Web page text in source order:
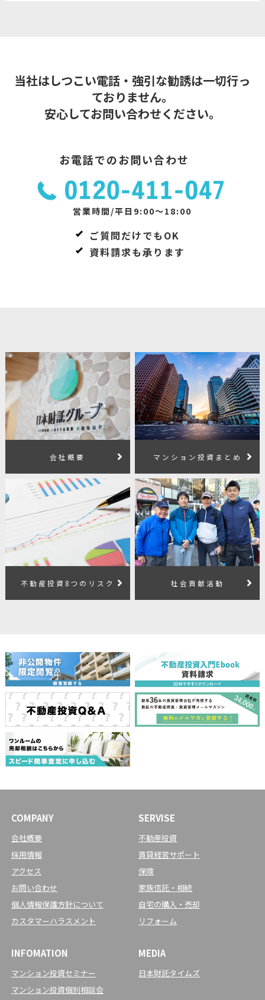
当社はしつこい電話・強引な勧誘は一切行っ
ておりません。
安心してお問い合わせください。
お電話でのお問い合わせ
営業時間/平日9:00～18:00
ご質問だけでもOK
資料請求も承ります
会社概要 マンション投資まとめ
不動産投資8つのリスク 社会貢献活動
COMPANY
会社概要
採用情報
アクセス
お問い合わせ
個人情報保護方針について
カスタマーハラスメント
SERVISE
不動産投資
賃貸経営サポート
保険
家族信託・相続
自宅の購入・売却
リフォーム
INFOMATION
マンション投資セミナー
マンション投資個別相談会
MEDIA
日本財託タイムズ